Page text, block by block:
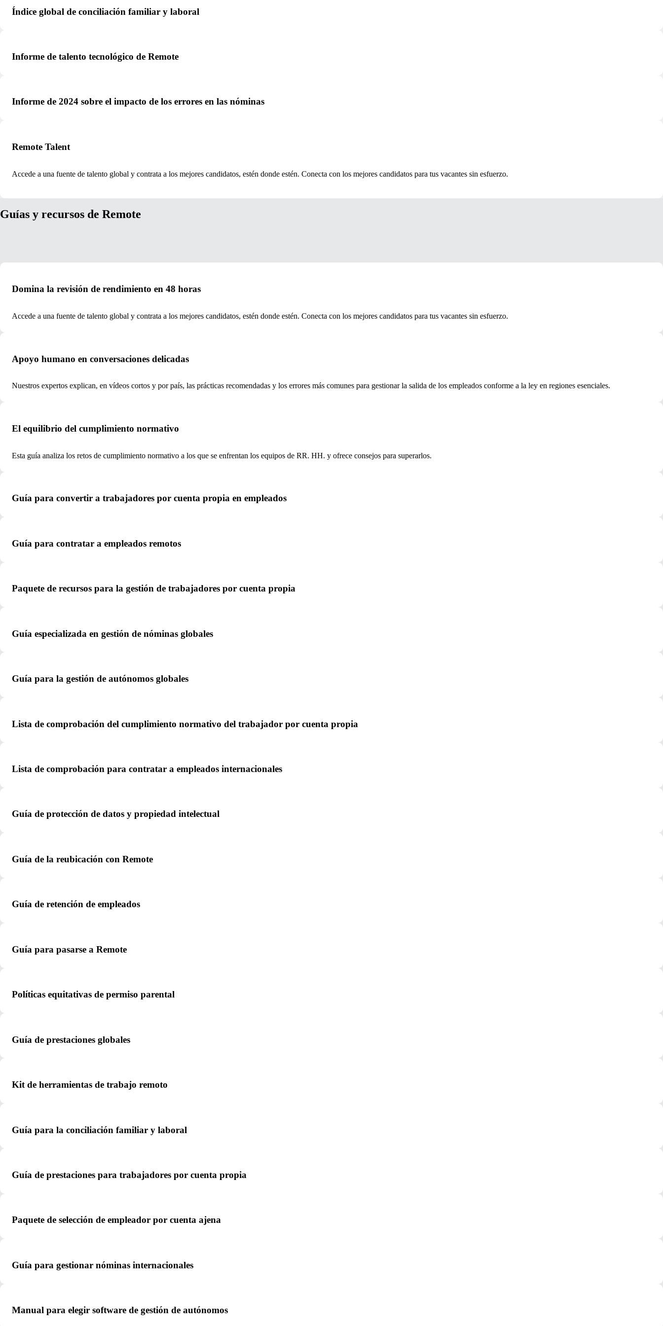
Índice global de conciliación familiar y laboral
Informe de talento tecnológico de Remote
Informe de 2024 sobre el impacto de los errores en las nóminas
Remote Talent
Accede a una fuente de talento global y contrata a los mejores candidatos, estén donde estén. Conecta con los mejores candidatos para tus vacantes sin esfuerzo.
Guías y recursos de Remote
Domina la revisión de rendimiento en 48 horas
Accede a una fuente de talento global y contrata a los mejores candidatos, estén donde estén. Conecta con los mejores candidatos para tus vacantes sin esfuerzo.
Apoyo humano en conversaciones delicadas
Nuestros expertos explican, en vídeos cortos y por país, las prácticas recomendadas y los errores más comunes para gestionar la salida de los empleados conforme a la ley en regiones esenciales.
El equilibrio del cumplimiento normativo
Esta guía analiza los retos de cumplimiento normativo a los que se enfrentan los equipos de RR. HH. y ofrece consejos para superarlos.
Guía para convertir a trabajadores por cuenta propia en empleados
Guía para contratar a empleados remotos
Paquete de recursos para la gestión de trabajadores por cuenta propia
Guía especializada en gestión de nóminas globales
Guía para la gestión de autónomos globales
Lista de comprobación del cumplimiento normativo del trabajador por cuenta propia
Lista de comprobación para contratar a empleados internacionales
Guía de protección de datos y propiedad intelectual
Guía de la reubicación con Remote
Guía de retención de empleados
Guía para pasarse a Remote
Políticas equitativas de permiso parental
Guía de prestaciones globales
Kit de herramientas de trabajo remoto
Guía para la conciliación familiar y laboral
Guía de prestaciones para trabajadores por cuenta propia
Paquete de selección de empleador por cuenta ajena
Guía para gestionar nóminas internacionales
Manual para elegir software de gestión de autónomos